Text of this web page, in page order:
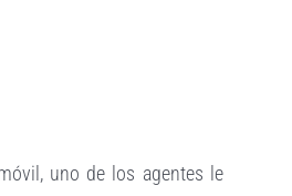
uno de los agentes le